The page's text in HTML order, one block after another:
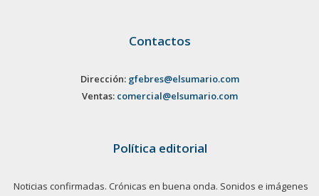
Contactos
Dirección: gfebres@elsumario.com
Ventas: comercial@elsumario.com
Política editorial
Noticias confirmadas. Crónicas en buena onda. Sonidos e imágenes